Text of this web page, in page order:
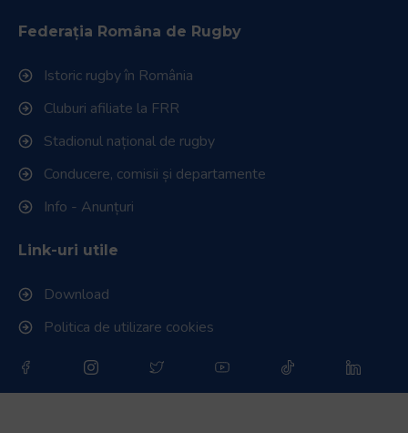
Federația Româna de Rugby
Istoric rugby în România
Cluburi afiliate la FRR
Stadionul național de rugby
Conducere, comisii și departamente
Info - Anunțuri
Link-uri utile
Download
Politica de utilizare cookies